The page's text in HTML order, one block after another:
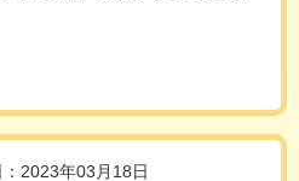
2023年03月18日